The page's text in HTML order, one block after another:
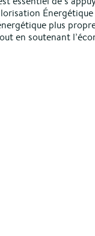
plus
en soutenant